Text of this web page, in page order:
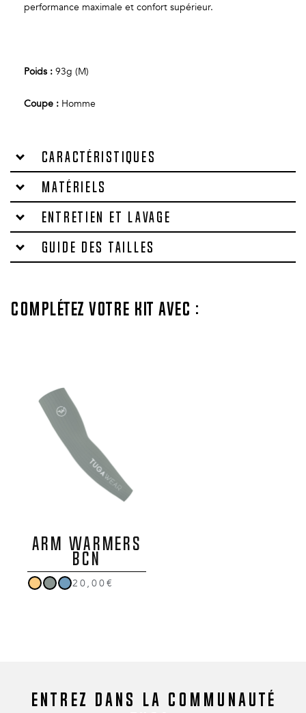
performance maximale et confort supérieur.
Poids : 93g (M)
Coupe : Homme
Caractéristiques
Matériels
Entretien et lavage
Guide des tailles
Complétez votre kit avec :
ARM WARMERS
BCN
20,00€
Entrez dans la communauté